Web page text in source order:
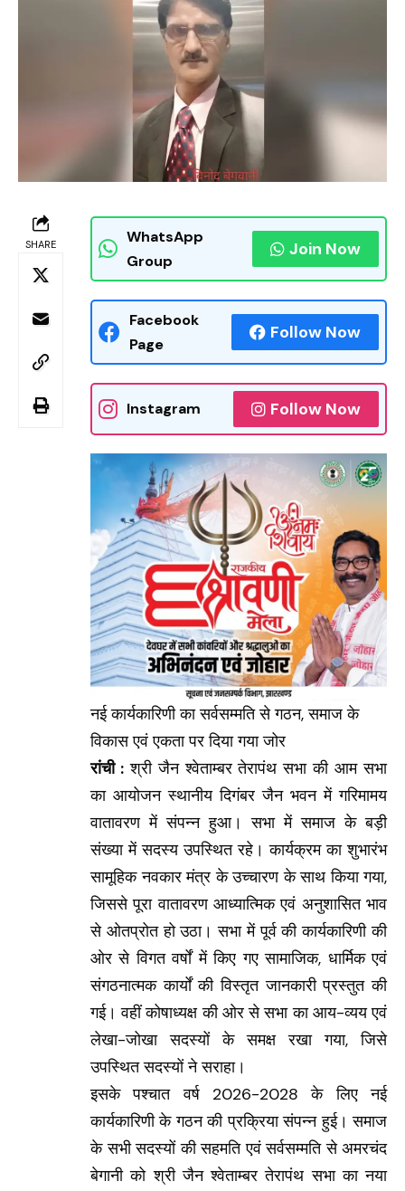
SHARE
WhatsApp
Group
Join Now
Facebook
Page
Follow Now
Instagram Follow Now
नई कार्यकारिणी का सर्वसम्मति से गठन, समाज के
विकास एवं एकता पर दिया गया जोर
रांची :श्री जैन श्वेताम्बर तेरापंथ सभा की आम सभा
का आयोजन स्थानीय दिगंबर जैन भवन में गरिमामय
वातावरण में संपन्न हुआ। सभा में समाज के बड़ी
संख्या में सदस्य उपस्थित रहे। कार्यक्रम का शुभारंभ
सामूहिक नवकार मंत्र के उच्चारण के साथ किया गया,
जिससे पूरा वातावरण आध्यात्मिक एवं अनुशासित भाव
से ओतप्रोत हो उठा। सभा में पूर्व की कार्यकारिणी की
ओर से विगत वर्षों में किए गए सामाजिक, धार्मिक एवं
संगठनात्मक कार्यों की विस्तृत जानकारी प्रस्तुत की
गई। वहीं कोषाध्यक्ष की ओर से सभा का आय-व्यय एवं
लेखा-जोखा सदस्यों के समक्ष रखा गया, जिसे
उपस्थित सदस्यों ने सराहा।
इसके पश्चात वर्ष 2026-2028 के लिए नई
कार्यकारिणी के गठन की प्रक्रिया संपन्न हुई। समाज
के सभी सदस्यों की सहमति एवं सर्वसम्मति से अमरचंद
बेगानी को श्री जैन श्वेताम्बर तेरापंथ सभा का नया